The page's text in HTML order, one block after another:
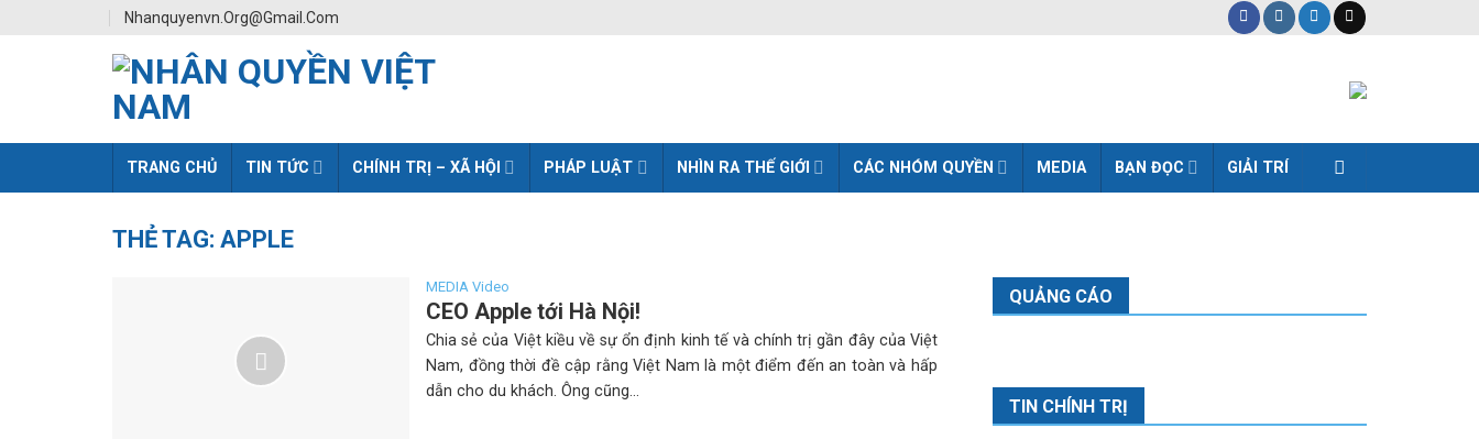
Nhanquyenvn.org@gmail.com
TRANG CHỦ TIN TỨC CHÍNH TRỊ – XÃ HỘI PHÁP LUẬT NHÌN RA THẾ GIỚI CÁC NHÓM QUYỀN MEDIA BẠN ĐỌC GIẢI TRÍ
THẺ TAG: APPLE
MEDIA Video
CEO Apple tới Hà Nội!
Chia sẻ của Việt kiều về sự ổn định kinh tế và chính trị gần đây của Việt
Nam, đồng thời đề cập rằng Việt Nam là một điểm đến an toàn và hấp
dẫn cho du khách. Ông cũng...
QUẢNG CÁO
TIN CHÍNH TRỊ